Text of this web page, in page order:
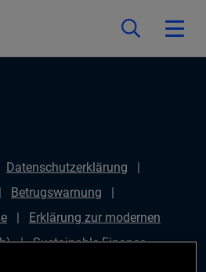
Datenschutzerklärung
Betrugswarnung
Erklärung zur modernen
Sustainable Finance